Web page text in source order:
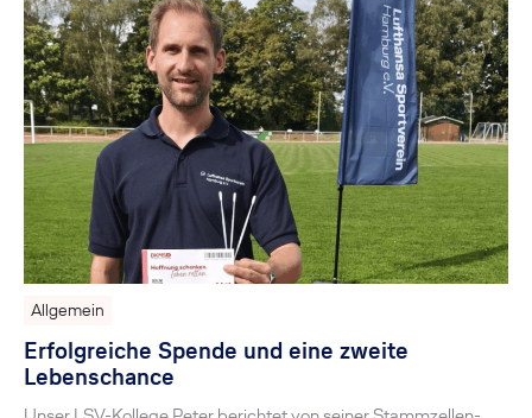
Allgemein
Erfolgreiche Spende und eine zweite
Lebenschance